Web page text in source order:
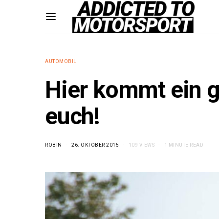
AUTOMOBIL
Hier kommt ein
euch!
ROBIN 26. OKTOBER 2015 109 VIEWS 1 MINUTE READ